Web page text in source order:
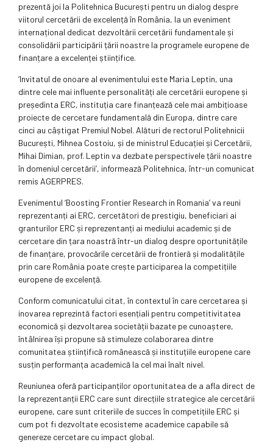
prezentă joi la Politehnica București pentru un dialog despre
viitorul cercetării de excelență în România, la un eveniment
internațional dedicat dezvoltării cercetării fundamentale și
consolidării participării țării noastre la programele europene de
finanțare a excelenței științifice.
‘Invitatul de onoare al evenimentului este Maria Leptin, una
dintre cele mai influente personalități ale cercetării europene și
președinta ERC, instituția care finanțează cele mai ambițioase
proiecte de cercetare fundamentală din Europa, dintre care
cinci au câștigat Premiul Nobel. Alături de rectorul Politehnicii
București, Mihnea Costoiu, și de ministrul Educației și Cercetării,
Mihai Dimian, prof. Leptin va dezbate perspectivele țării noastre
în domeniul cercetării’, informează Politehnica, într-un comunicat
remis AGERPRES.
Evenimentul ‘Boosting Frontier Research in Romania’ va reuni
reprezentanți ai ERC, cercetători de prestigiu, beneficiari ai
granturilor ERC și reprezentanți ai mediului academic și de
cercetare din țara noastră într-un dialog despre oportunitățile
de finanțare, provocările cercetării de frontieră și modalitățile
prin care România poate crește participarea la competițiile
europene de excelență.
Conform comunicatului citat, în contextul în care cercetarea și
inovarea reprezintă factori esențiali pentru competitivitatea
economică și dezvoltarea societății bazate pe cunoaștere,
întâlnirea își propune să stimuleze colaborarea dintre
comunitatea științifică românească și instituțiile europene care
susțin performanța academică la cel mai înalt nivel.
Reuniunea oferă participanților oportunitatea de a afla direct de
la reprezentanții ERC care sunt direcțiile strategice ale cercetării
europene, care sunt criteriile de succes în competițiile ERC și
cum pot fi dezvoltate ecosisteme academice capabile să
genereze cercetare cu impact global.